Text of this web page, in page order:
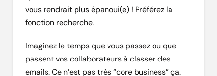
vous rendrait plus épanoui(e) ! Préférez la
fonction recherche.
Imaginez le temps que vous passez ou que
passent vos collaborateurs à classer des
emails. Ce n’est pas très “core business” ça.